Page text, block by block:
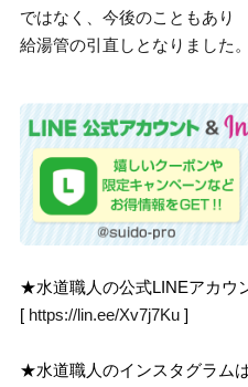
ではなく、今後のこともあり
給湯管の引直しとなりました。
★水道職人の公式LINEアカウ
[ https://lin.ee/Xv7j7Ku ]
★水道職人のインスタグラム